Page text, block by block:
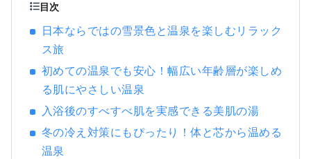
【Q】どんなチケットが買えるの？ ∟【A】
ェス、歌舞伎・能や2.5次元ミュージカルをは
じめとした演劇、相撲、野球、バレーボー
ル、フィギュアスケートなどのスポーツ観
戦、アニメイベントや美術展、テーマパーク
などレジャー施設の入場券、映画、オーケス
目次
日本ならではの雪景色と温泉を楽しむリラック
ス旅
初めての温泉でも安心！幅広い年齢層が楽しめ
る肌にやさしい温泉
入浴後のすべすべ肌を実感できる美肌の湯
冬の冷え対策にもぴったり！体と芯から温める
温泉